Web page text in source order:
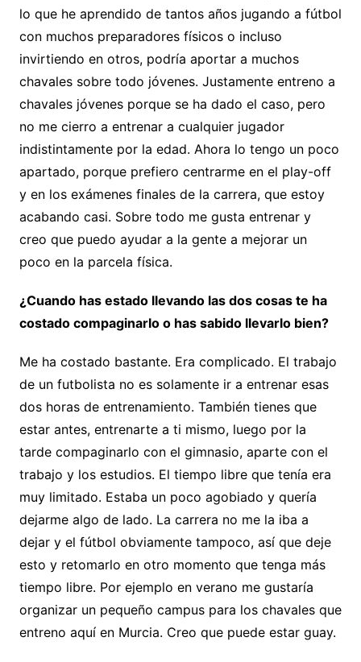
lo que he aprendido de tantos años jugando a fútbol
con muchos preparadores físicos o incluso
invirtiendo en otros, podría aportar a muchos
chavales sobre todo jóvenes. Justamente entreno a
chavales jóvenes porque se ha dado el caso, pero
no me cierro a entrenar a cualquier jugador
indistintamente por la edad. Ahora lo tengo un poco
apartado, porque prefiero centrarme en el play-off
y en los exámenes finales de la carrera, que estoy
acabando casi. Sobre todo me gusta entrenar y
creo que puedo ayudar a la gente a mejorar un
poco en la parcela física.
¿Cuando has estado llevando las dos cosas te ha
costado compaginarlo o has sabido llevarlo bien?
Me ha costado bastante. Era complicado. El trabajo
de un futbolista no es solamente ir a entrenar esas
dos horas de entrenamiento. También tienes que
estar antes, entrenarte a ti mismo, luego por la
tarde compaginarlo con el gimnasio, aparte con el
trabajo y los estudios. El tiempo libre que tenía era
muy limitado. Estaba un poco agobiado y quería
dejarme algo de lado. La carrera no me la iba a
dejar y el fútbol obviamente tampoco, así que deje
esto y retomarlo en otro momento que tenga más
tiempo libre. Por ejemplo en verano me gustaría
organizar un pequeño campus para los chavales que
entreno aquí en Murcia. Creo que puede estar guay.